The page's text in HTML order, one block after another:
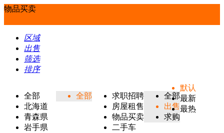
物品买卖
区域
出售
筛选
排序
全部
北海道
青森県
岩手県
全部
求职招聘
房屋租售
物品买卖
二手车
全部
出售
求购
默认
最新
最热